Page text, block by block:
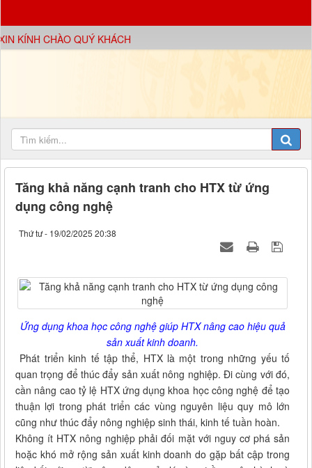
CHÀO QUÝ KHÁCH
Tăng khả năng cạnh tranh cho HTX từ ứng
dụng công nghệ
Thứ tư - 19/02/2025 20:38
Ứng dụng khoa học công nghệ giúp HTX nâng cao hiệu quả
sản xuất kinh doanh.
Phát triển kinh tế tập thể, HTX là một trong những yếu tố
quan trọng để thúc đẩy sản xuất nông nghiệp. Đi cùng với đó,
cần nâng cao tỷ lệ HTX ứng dụng khoa học công nghệ để tạo
thuận lợi trong phát triển các vùng nguyên liệu quy mô lớn
cũng như thúc đẩy nông nghiệp sinh thái, kinh tế tuần hoàn.
Không ít HTX nông nghiệp phải đối mặt với nguy cơ phá sản
hoặc khó mở rộng sản xuất kinh doanh do gặp bất cập trong